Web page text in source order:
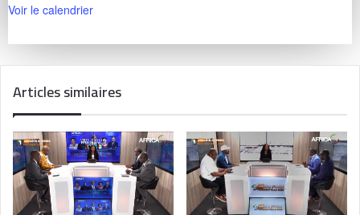
Voir le calendrier
Articles similaires